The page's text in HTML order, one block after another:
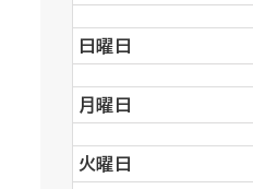
日曜日
月曜日
火曜日